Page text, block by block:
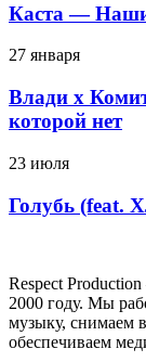
Каста —
27 января
Влади х
которой нет
23 июля
Голубь (feat.
Respect
2000 году. Мы
музыку, снимаем
обеспечиваем